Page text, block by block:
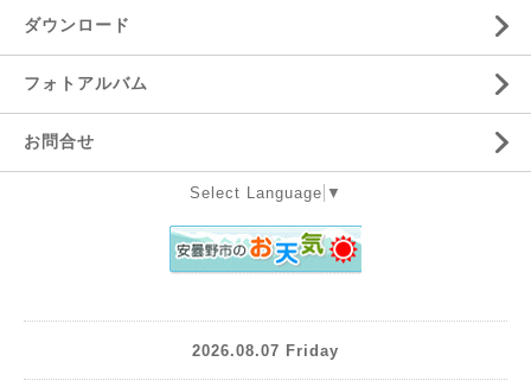
ダウンロード
フォトアルバム
お問合せ
Select Language ▼
2026.08.07 Friday